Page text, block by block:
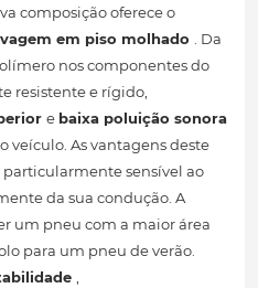
composição oferece o
em piso molhado . Da
nos componentes do
resistente e rígido,
e baixa poluição sonora
veículo. As vantagens deste
particularmente sensível ao
da sua condução. A
um pneu com a maior área
para um pneu de verão.
,